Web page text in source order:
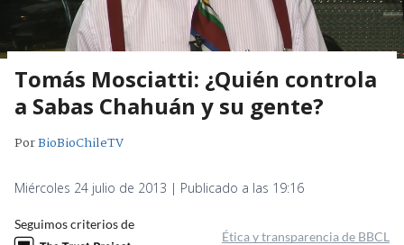
Tomás Mosciatti: ¿Quién controla
a Sabas Chahuán y su gente?
PorBioBioChileTV
Miércoles 24 julio de 2013 | Publicado a las 19:16
Seguimos criterios de
Ética y transparencia de BBCL